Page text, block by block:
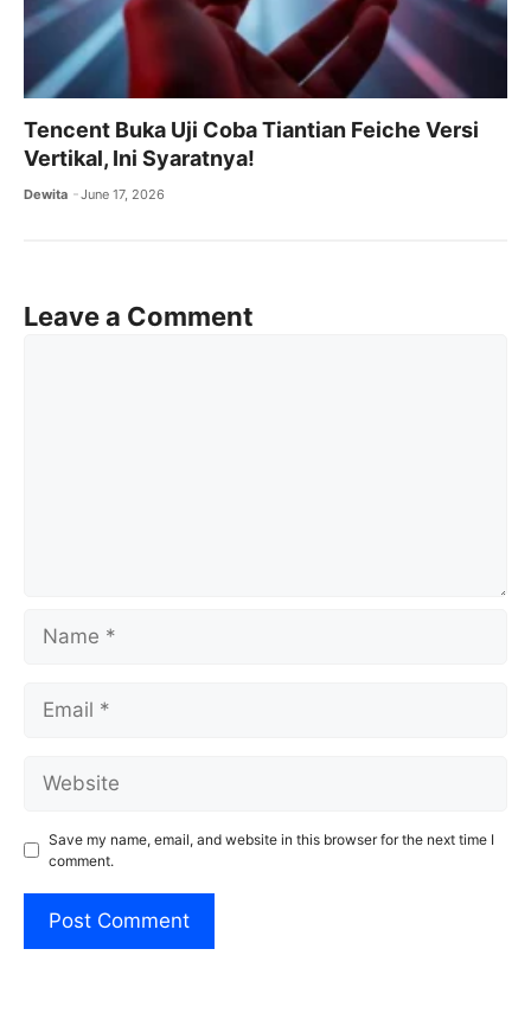
Tencent Buka Uji Coba Tiantian Feiche Versi
Vertikal, Ini Syaratnya!
Dewita June 17, 2026
Leave a Comment
Save my name, email, and website in this browser for the next time I
comment.